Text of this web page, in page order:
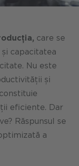
care se
capacitatea
Nu este
și
eficiente. Dar
Răspunsul se
a